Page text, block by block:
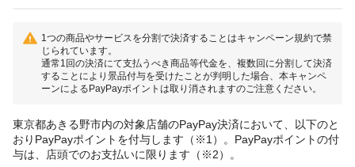
1つの商品やサービスを分割で決済することはキャンペーン規約で禁
じられています。
通常1回の決済にて支払うべき商品等代金を、複数回に分割して決済
することにより景品付与を受けたことが判明した場合、本キャンペ
ーンによるPayPayポイントは取り消されますのご注意ください。
東京都あきる野市内の対象店舗のPayPay決済において、以下のと
おりPayPayポイントを付与します（※1）。PayPayポイントの付
与は、店頭でのお支払いに限ります（※2）。